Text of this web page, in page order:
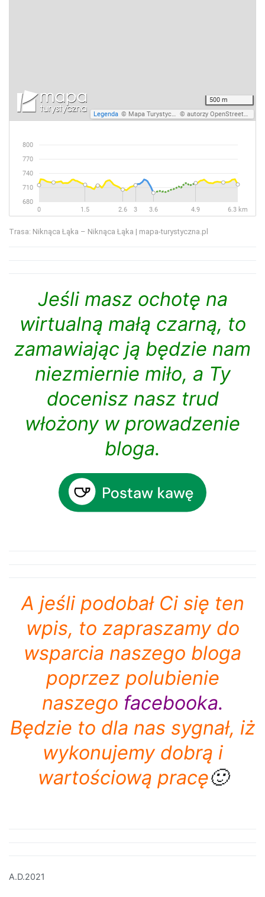
Trasa: Niknąca Łąka – Niknąca Łąka | mapa-turystyczna.pl
Jeśli masz ochotę na
wirtualną małą czarną, to
zamawiając ją będzie nam
niezmiernie miło, a Ty
docenisz nasz trud
włożony w prowadzenie
bloga.
A jeśli podobał Ci się ten
wpis, to zapraszamy do
wsparcia naszego bloga
poprzez polubienie
naszego facebooka.
Będzie to dla nas sygnał, iż
wykonujemy dobrą i
wartościową pracę🙂
A.D.2021